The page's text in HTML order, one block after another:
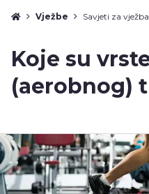
Vježbe Savjeti za
Koje su
(aerobnog)